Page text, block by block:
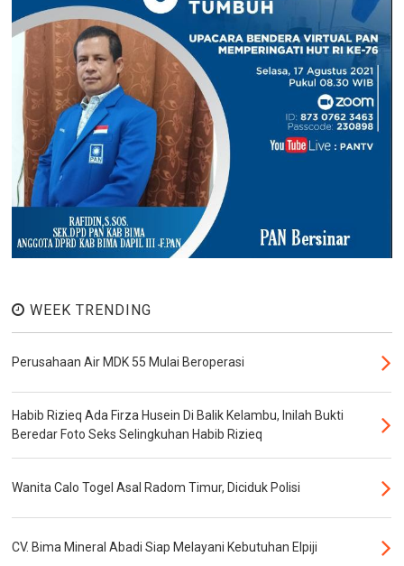
WEEK TRENDING
Perusahaan Air MDK 55 Mulai Beroperasi
Habib Rizieq Ada Firza Husein Di Balik Kelambu, Inilah Bukti
Beredar Foto Seks Selingkuhan Habib Rizieq
Wanita Calo Togel Asal Radom Timur, Diciduk Polisi
CV. Bima Mineral Abadi Siap Melayani Kebutuhan Elpiji